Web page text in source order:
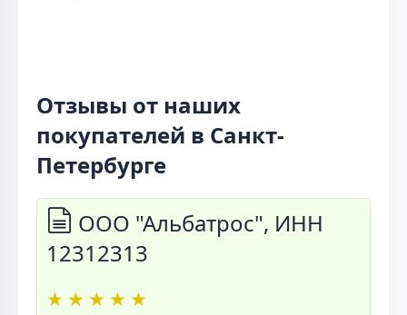
Отзывы от наших
покупателей в Санкт-
Петербурге
ООО "Альбатрос", ИНН
12312313
★ ★ ★ ★ ★